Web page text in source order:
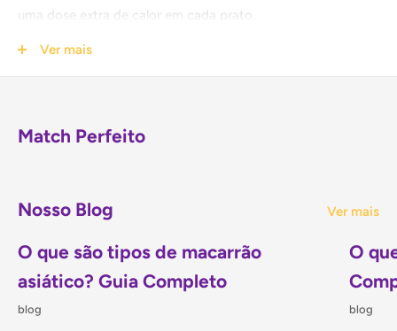
uma dose extra de calor em cada prato.
essência de frango, tempero, gengibre salgado, cerveja,
Armazenar em local fresco e seco, longe da luz solar direta,
após aberta, manter refrigerada.
Origem: China
Ver mais
Match Perfeito
Nosso Blog Ver mais
O que são tipos de macarrão
asiático? Guia Completo
blog
O
blog